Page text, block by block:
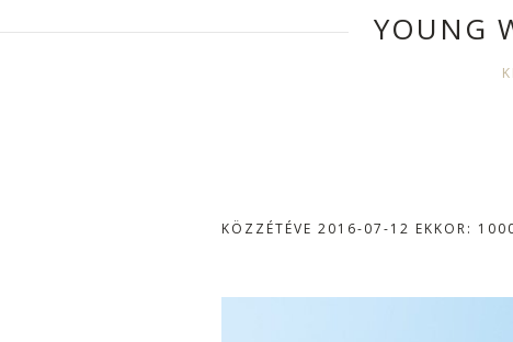
YOUNG
KÖZZÉTÉVE 2016-07-12 EKKOR: